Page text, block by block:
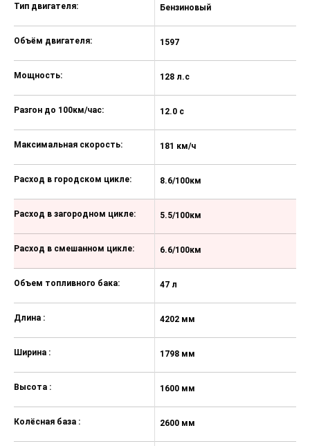
Тип двигателя:
Объём двигателя:
Мощность:
Разгон до 100км/час:
Максимальная скорость:
Расход в городском цикле:
Расход в загородном цикле:
Расход в смешанном цикле:
Объем топливного бака:
Длина :
Ширина :
Высота :
Колёсная база :
Бензиновый
1597
128 л.с
12.0 с
181 км/ч
8.6/100км
5.5/100км
6.6/100км
47 л
4202 мм
1798 мм
1600 мм
2600 мм